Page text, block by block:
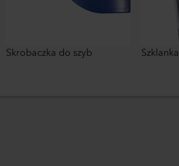
Skrobaczka do szyb